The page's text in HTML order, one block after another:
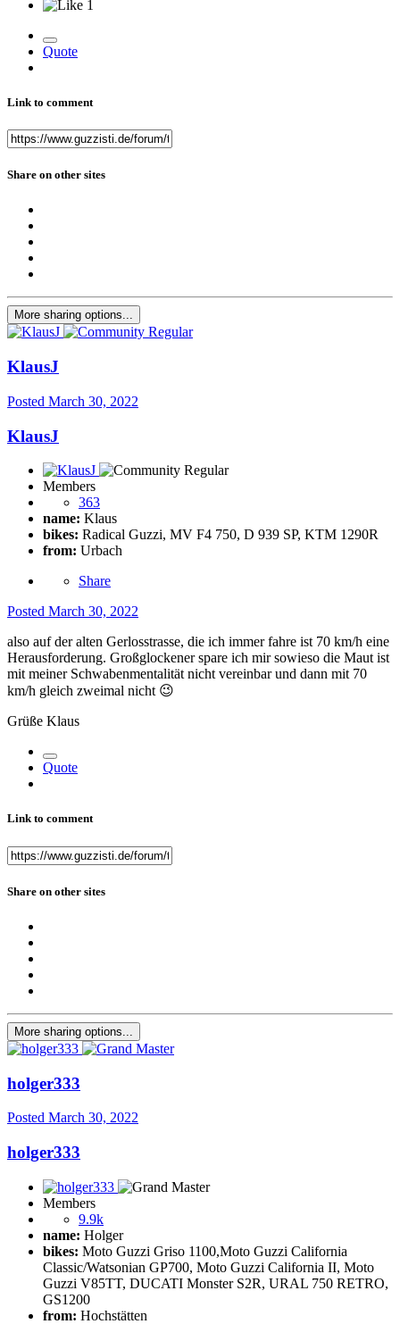
1
Quote
Link to comment
Share on other sites
More sharing options...
KlausJ
Posted March 30, 2022
KlausJ
Members
363
name: Klaus
bikes: Radical Guzzi, MV F4 750, D 939 SP, KTM 1290R
from: Urbach
Share
Posted March 30, 2022
also auf der alten Gerlosstrasse, die ich immer fahre ist 70 km/h eine
Herausforderung. Großglockener spare ich mir sowieso die Maut ist
mit meiner Schwabenmentalität nicht vereinbar und dann mit 70
km/h gleich zweimal nicht 😉
Grüße Klaus
Quote
Link to comment
Share on other sites
More sharing options...
holger333
Posted March 30, 2022
holger333
Members
9.9k
name: Holger
bikes: Moto Guzzi Griso 1100,Moto Guzzi California
Classic/Watsonian GP700, Moto Guzzi California II, Moto
Guzzi V85TT, DUCATI Monster S2R, URAL 750 RETRO,
GS1200
from: Hochstätten